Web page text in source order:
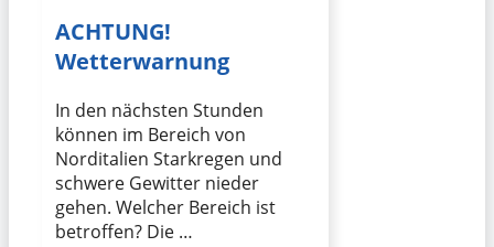
ACHTUNG!
Wetterwarnung
In den nächsten Stunden
können im Bereich von
Norditalien Starkregen und
schwere Gewitter nieder
gehen. Welcher Bereich ist
betroffen? Die …